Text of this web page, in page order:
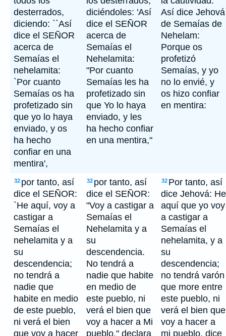
desterrados,
diciendo: ``Así
dice el SEÑOR
acerca de
Semaías el
nehelamita:
`Por cuanto
Semaías os ha
profetizado sin
que yo lo haya
enviado, y os
ha hecho
confiar en una
mentira',
diciéndoles: 'Así
dice el SEÑOR
acerca de
Semaías el
Nehelamita:
"Por cuanto
Semaías les ha
profetizado sin
que Yo lo haya
enviado, y les
ha hecho confiar
en una mentira,"
Así dice Jehová
de Semaías de
Nehelam:
Porque os
profetizó
Semaías, y yo
no lo envié, y
os hizo confiar
en mentira:
32 por tanto, así
dice el SEÑOR:
`He aquí, voy a
castigar a
Semaías el
nehelamita y a
su
descendencia;
no tendrá a
nadie que
habite en medio
de este pueblo,
ni verá el bien
que voy a hacer
32 por tanto, así
dice el SEÑOR:
"Voy a castigar a
Semaías el
Nehelamita y a
su
descendencia.
No tendrá a
nadie que habite
en medio de
este pueblo, ni
verá el bien que
voy a hacer a Mi
pueblo," declara
32 Por tanto, así
dice Jehová: He
aquí que yo voy
a castigar a
Semaías el
nehelamita, y a
su
descendencia;
no tendrá varón
que more entre
este pueblo, ni
verá el bien que
voy a hacer a
mi pueblo, dice